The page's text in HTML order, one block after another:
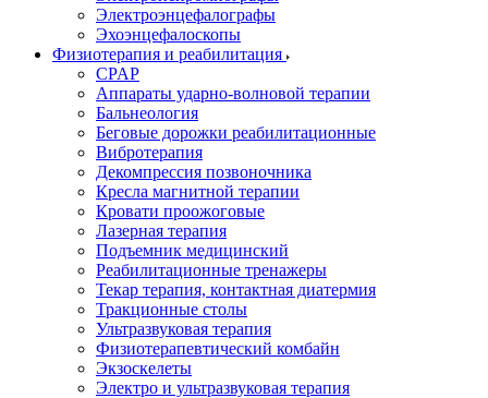
Электроэнцефалографы
Эхоэнцефалоскопы
Физиотерапия и реабилитация
CPAP
Аппараты ударно-волновой терапии
Бальнеология
Беговые дорожки реабилитационные
Вибротерапия
Декомпрессия позвоночника
Кресла магнитной терапии
Кровати проожоговые
Лазерная терапия
Подъемник медицинский
Реабилитационные тренажеры
Текар терапия, контактная диатермия
Тракционные столы
Ультразвуковая терапия
Физиотерапевтический комбайн
Экзоскелеты
Электро и ультразвуковая терапия